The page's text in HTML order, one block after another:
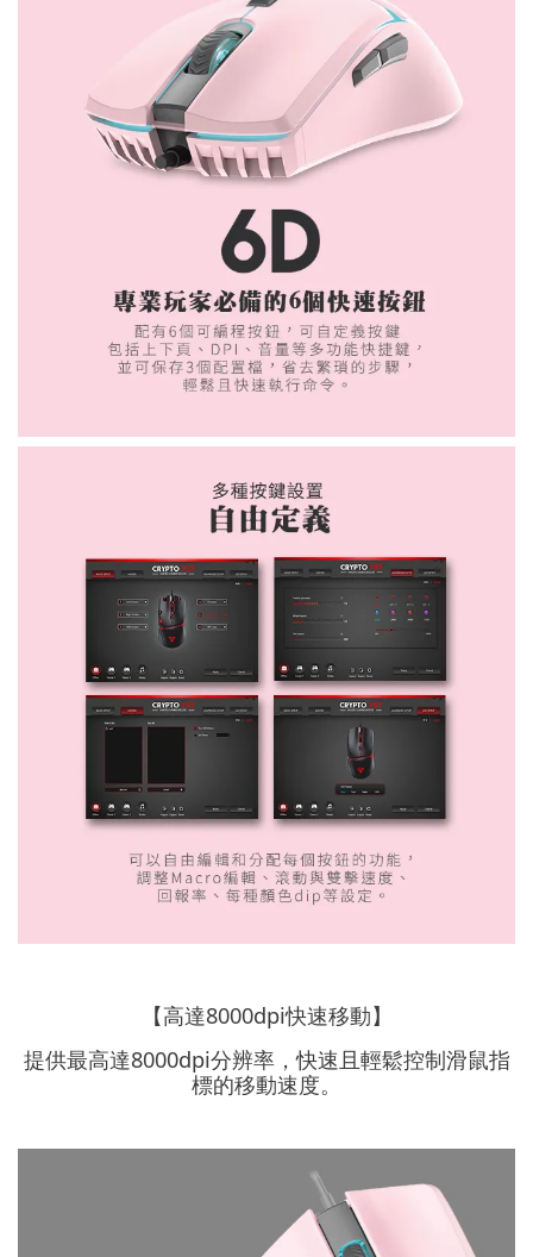
【高達8000dpi快速移動】
提供最高達8000dpi分辨率，快速且輕鬆控制滑鼠指
標的移動速度。